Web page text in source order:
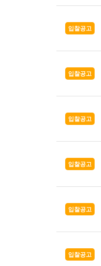
입찰공고
입찰공고
입찰공고
입찰공고
입찰공고
입찰공고